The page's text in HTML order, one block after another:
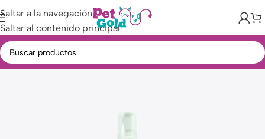
Saltar a la navegación
Saltar al contenido principal